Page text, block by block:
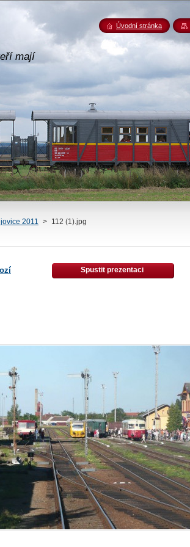
mají
2011 > 112 (1).jpg
Spustit prezentaci
Úvodní stránka